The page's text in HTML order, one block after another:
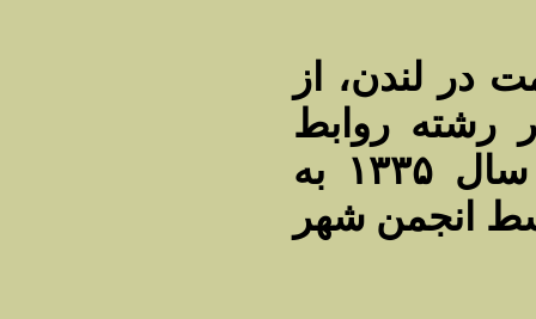
در لندن، از
رشته روابط
بین‌الملل گرفت و در شهریور ماه سال ۱۳۳۵ به
وی در سال ۱۳۵۶ توسط انجمن شهر